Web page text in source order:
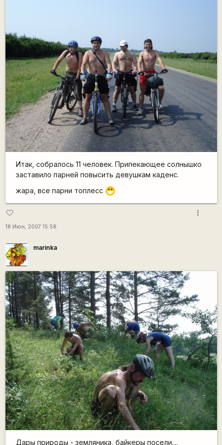
Итак, собралось 11 человек. Припекающее солнышко
заставило парней повысить девушкам каденс.
жара, все парни топлесс :D
favorite_border
18 Июн, 2007 15:58
more_vert
marinka
Дары природы - земляника, байкеры посели....